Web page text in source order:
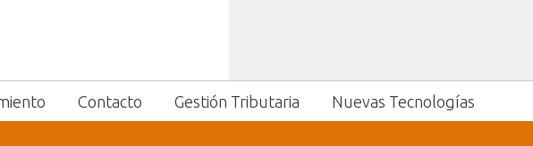
Contacto Gestión Tributaria Nuevas Tecnologías